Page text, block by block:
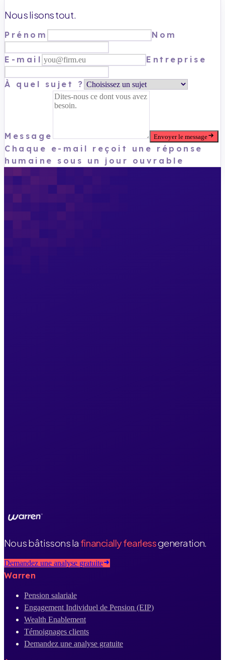
Nous lisons tout.
Prénom Nom
E-mail Entreprise
À quel sujet ?
Message Envoyer le message
Chaque e-mail reçoit une réponse
humaine sous un jour ouvrable
Nous bâtissons la financially fearlessgeneration.
Demandez une analyse gratuite
Warren
Pension salariale
Engagement Individuel de Pension (EIP)
Wealth Enablement
Témoignages clients
Demandez une analyse gratuite